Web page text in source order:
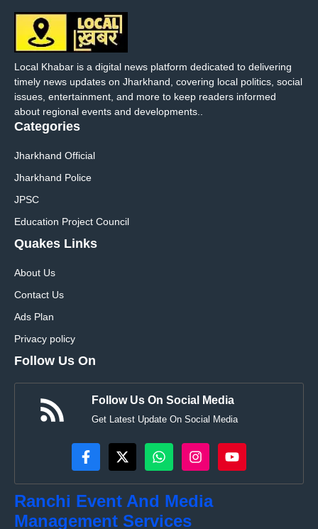
Local Khabar is a digital news platform dedicated to delivering
timely news updates on Jharkhand, covering local politics, social
issues, entertainment, and more to keep readers informed
about regional events and developments..
Categories
Jharkhand Official
Jharkhand Police
JPSC
Education Project Council
Quakes Links
About Us
Contact Us
Ads Plan
Privacy policy
Follow Us On
Follow Us On Social Media
Get Latest Update On Social Media
Ranchi Event And Media
Management Services